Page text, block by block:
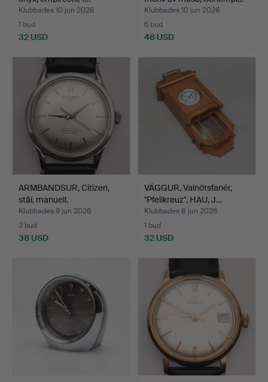
Klubbades 10 jun 2026
1 bud
32 USD
Klubbades 10 jun 2026
6 bud
48 USD
ARMBANDSUR, Citizen,
stål, manuell.
Klubbades 9 jun 2026
3 bud
38 USD
VÄGGUR, Valnötsfanér,
"Pfeilkreuz", HAU, J…
Klubbades 8 jun 2026
1 bud
32 USD